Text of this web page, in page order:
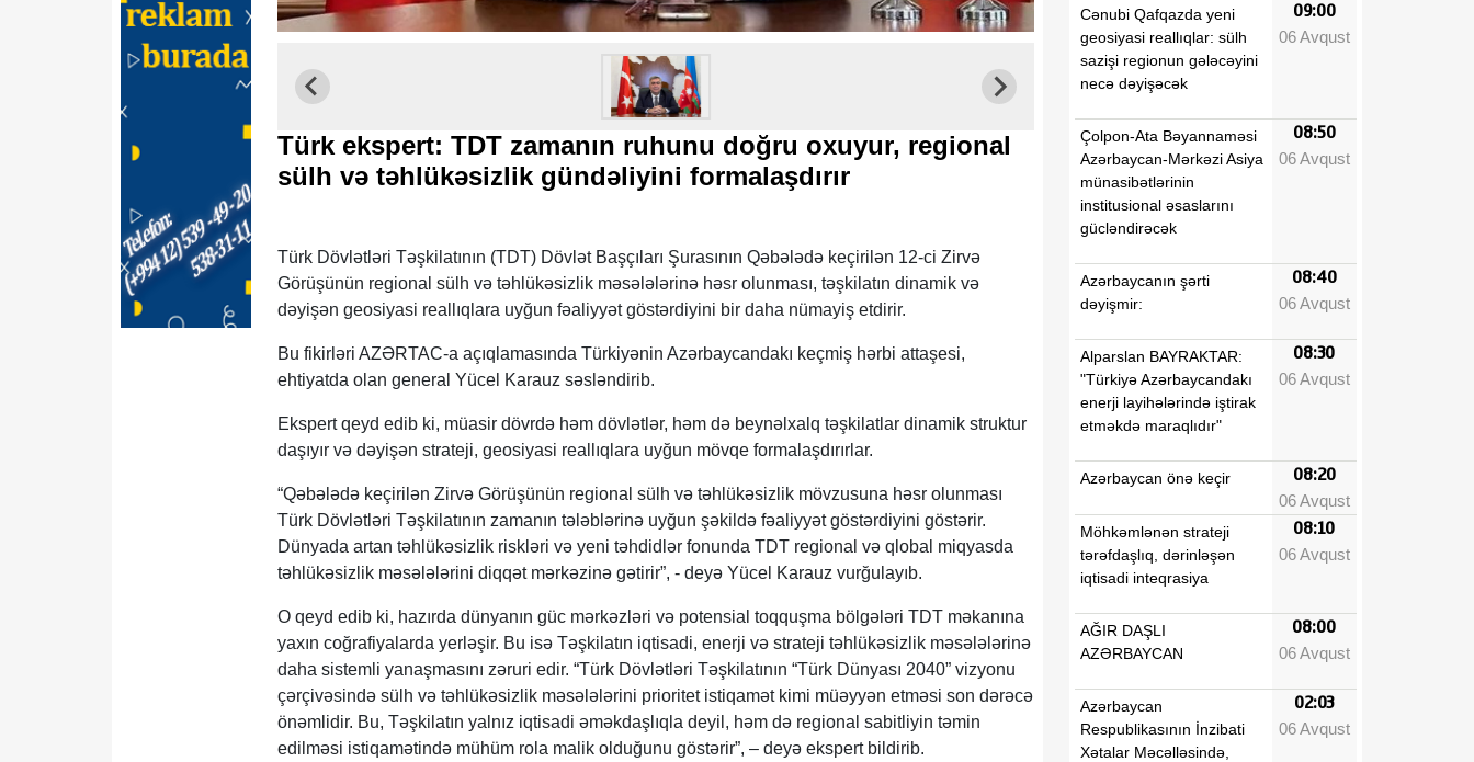
Türk ekspert: TDT zamanın ruhunu doğru oxuyur, regional
sülh və təhlükəsizlik gündəliyini formalaşdırır
Türk Dövlətləri Təşkilatının (TDT) Dövlət Başçıları Şurasının Qəbələdə keçirilən 12-ci Zirvə
Görüşünün regional sülh və təhlükəsizlik məsələlərinə həsr olunması, təşkilatın dinamik və
dəyişən geosiyasi reallıqlara uyğun fəaliyyət göstərdiyini bir daha nümayiş etdirir.
Bu fikirləri AZƏRTAC-a açıqlamasında Türkiyənin Azərbaycandakı keçmiş hərbi attaşesi,
ehtiyatda olan general Yücel Karauz səsləndirib.
Ekspert qeyd edib ki, müasir dövrdə həm dövlətlər, həm də beynəlxalq təşkilatlar dinamik struktur
daşıyır və dəyişən strateji, geosiyasi reallıqlara uyğun mövqe formalaşdırırlar.
“Qəbələdə keçirilən Zirvə Görüşünün regional sülh və təhlükəsizlik mövzusuna həsr olunması
Türk Dövlətləri Təşkilatının zamanın tələblərinə uyğun şəkildə fəaliyyət göstərdiyini göstərir.
Dünyada artan təhlükəsizlik riskləri və yeni təhdidlər fonunda TDT regional və qlobal miqyasda
təhlükəsizlik məsələlərini diqqət mərkəzinə gətirir”, - deyə Yücel Karauz vurğulayıb.
O qeyd edib ki, hazırda dünyanın güc mərkəzləri və potensial toqquşma bölgələri TDT məkanına
yaxın coğrafiyalarda yerləşir. Bu isə Təşkilatın iqtisadi, enerji və strateji təhlükəsizlik məsələlərinə
daha sistemli yanaşmasını zəruri edir. “Türk Dövlətləri Təşkilatının “Türk Dünyası 2040” vizyonu
çərçivəsində sülh və təhlükəsizlik məsələlərini prioritet istiqamət kimi müəyyən etməsi son dərəcə
önəmlidir. Bu, Təşkilatın yalnız iqtisadi əməkdaşlıqla deyil, həm də regional sabitliyin təmin
edilməsi istiqamətində mühüm rola malik olduğunu göstərir”, – deyə ekspert bildirib.
Cənubi Qafqazda yeni
geosiyasi reallıqlar: sülh
sazişi regionun gələcəyini
necə dəyişəcək
09:00
06 Avqust
Çolpon-Ata Bəyannaməsi
Azərbaycan-Mərkəzi Asiya
münasibətlərinin
institusional əsaslarını
gücləndirəcək
08:50
06 Avqust
Azərbaycanın şərti
dəyişmir:
08:40
06 Avqust
Alparslan BAYRAKTAR:
"Türkiyə Azərbaycandakı
enerji layihələrində iştirak
etməkdə maraqlıdır"
08:30
06 Avqust
Azərbaycan önə keçir 08:20
06 Avqust
Möhkəmlənən strateji
tərəfdaşlıq, dərinləşən
iqtisadi inteqrasiya
08:10
06 Avqust
AĞIR DAŞLI
AZƏRBAYCAN
08:00
06 Avqust
Azərbaycan
Respublikasının İnzibati
Xətalar Məcəlləsində,
02:03
06 Avqust